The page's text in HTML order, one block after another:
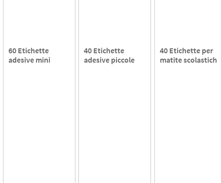
60 Etichette
adesive mini
40 Etichette
adesive piccole
40 Etichette per
matite scolastiche